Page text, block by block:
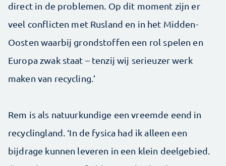
direct in de problemen. Op dit moment zijn er
veel conflicten met Rusland en in het Midden-
Oosten waarbij grondstoffen een rol spelen en
Europa zwak staat – tenzij wij serieuzer werk
maken van recycling.’
Rem is als natuurkundige een vreemde eend in
recyclingland. ‘In de fysica had ik alleen een
bijdrage kunnen leveren in een klein deelgebied.